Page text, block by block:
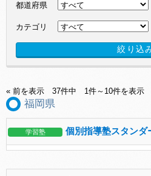
都道府県
カテゴリ
« 前を表示 37件中 1件～10件を表示
福岡県
学習塾 個別指導塾スタンダ